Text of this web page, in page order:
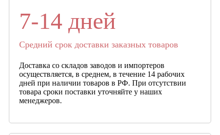
7-14 дней
Средний срок доставки заказных товаров
Доставка со складов заводов и импортеров
осуществляется, в среднем, в течение 14 рабочих
дней при наличии товаров в РФ. При отсутствии
товара сроки поставки уточняйте у наших
менеджеров.